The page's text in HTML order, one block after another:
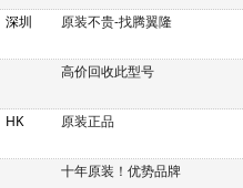
深圳 原装不贵-找腾翼隆
高价回收此型号
HK 原装正品
十年原装！优势品牌